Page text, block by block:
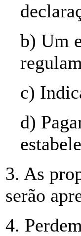
b) Um
c)
d)
3. As
serão
4.